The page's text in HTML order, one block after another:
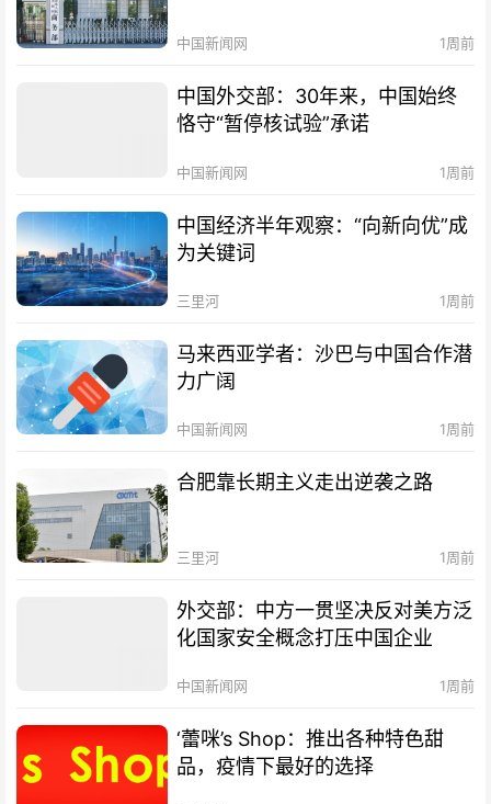
中国新闻网 1周前
中国外交部：30年来，中国始终
恪守“暂停核试验”承诺
中国新闻网 1周前
中国经济半年观察：“向新向优”成
为关键词
三里河 1周前
马来西亚学者：沙巴与中国合作潜
力广阔
中国新闻网 1周前
合肥靠长期主义走出逆袭之路
三里河 1周前
外交部：中方一贯坚决反对美方泛
化国家安全概念打压中国企业
中国新闻网 1周前
‘蕾咪’s Shop：推出各种特色甜
品，疫情下最好的选择